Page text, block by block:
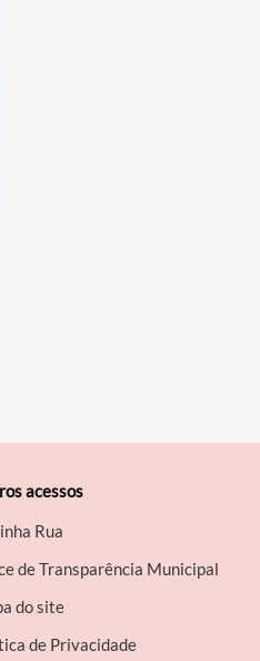
acessos
Rua
de Transparência Municipal
do site
de Privacidade